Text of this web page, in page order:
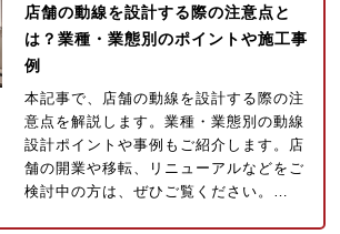
店舗の動線を設計する際の注意点と
は？業種・業態別のポイントや施工事
例
本記事で、店舗の動線を設計する際の注
意点を解説します。業種・業態別の動線
設計ポイントや事例もご紹介します。店
舗の開業や移転、リニューアルなどをご
検討中の方は、ぜひご覧ください。…